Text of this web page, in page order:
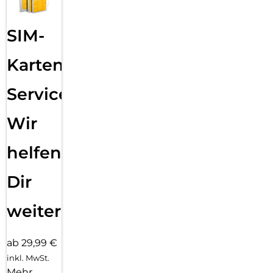
SIM-
Karten
Service:
Wir
helfen
Dir
weiter
ab 29,99 €
inkl. MwSt.